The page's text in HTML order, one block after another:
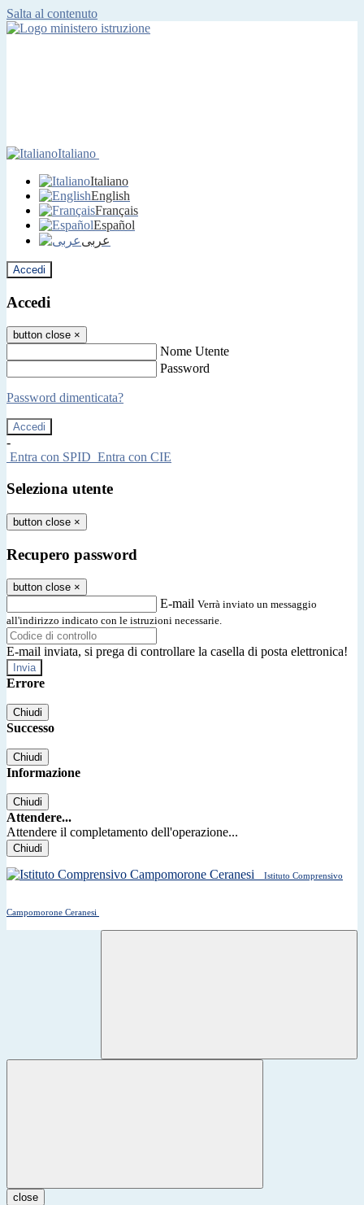
Salta al contenuto
Italiano
Italiano
English
Français
Español
عربى
Accedi
Accedi
button close ×
Nome Utente
Password
Password dimenticata?
-
Entra con SPID Entra con CIE
Seleziona utente
button close ×
Recupero password
button close ×
E-mail Verrà inviato un messaggio
all'indirizzo indicato con le istruzioni necessarie.
E-mail inviata, si prega di controllare la casella di posta elettronica!
Errore
Chiudi
Successo
Chiudi
Informazione
Chiudi
Attendere...
Attendere il completamento dell'operazione...
Chiudi
Istituto Comprensivo
Campomorone Ceranesi
close